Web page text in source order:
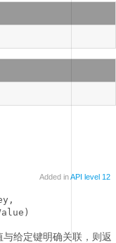
Added inAPI level 12
给定键明确关联，则返